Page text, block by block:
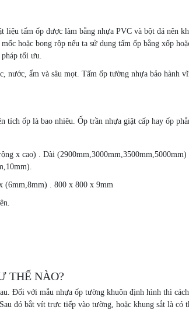
tấm ốp được làm bằng nhựa PVC và bột đá nên
hoặc bong rộp nếu ta sử dụng tấm ốp bằng xốp
tối ưu.
nước, ẩm và sâu mọt. Tấm ốp tường nhựa bảo hành
tích ốp là bao nhiêu. Ốp trần nhựa giật cấp hay ốp
x cao) . Dài (2900mm,3000mm,3500mm,5000mm)
(6mm,8mm) . 800 x 800 x 9mm
THẾ NÀO?
Đối với mẫu nhựa ốp tường khuôn định hình thì
đó bắt vít trực tiếp vào tường, hoặc khung sắt là có